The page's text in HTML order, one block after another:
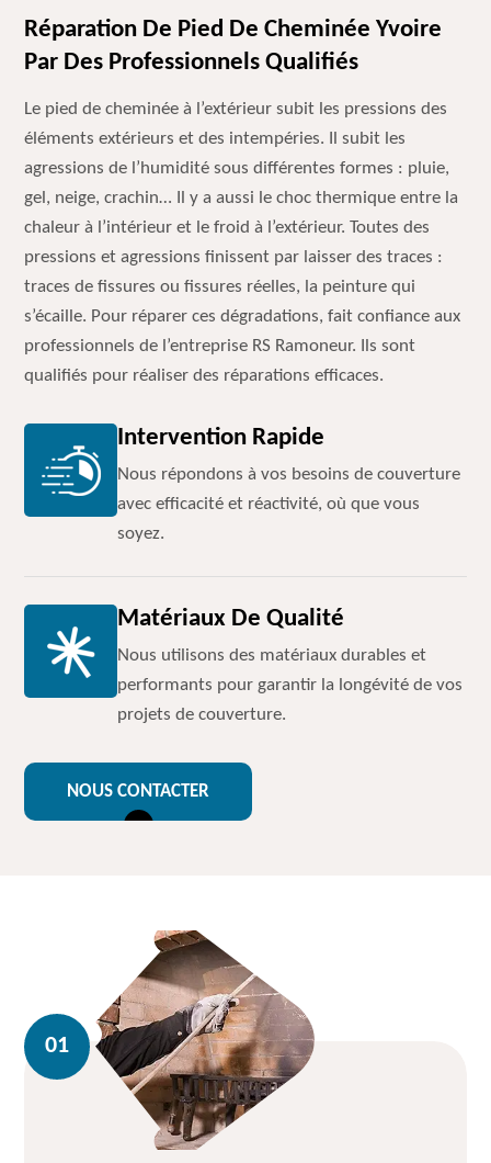
Réparation De Pied De Cheminée Yvoire
Par Des Professionnels Qualifiés
Le pied de cheminée à l’extérieur subit les pressions des
éléments extérieurs et des intempéries. Il subit les
agressions de l’humidité sous différentes formes : pluie,
gel, neige, crachin… Il y a aussi le choc thermique entre la
chaleur à l’intérieur et le froid à l’extérieur. Toutes des
pressions et agressions finissent par laisser des traces :
traces de fissures ou fissures réelles, la peinture qui
s’écaille. Pour réparer ces dégradations, fait confiance aux
professionnels de l’entreprise RS Ramoneur. Ils sont
qualifiés pour réaliser des réparations efficaces.
Intervention Rapide
Nous répondons à vos besoins de couverture
avec efficacité et réactivité, où que vous
soyez.
Matériaux De Qualité
Nous utilisons des matériaux durables et
performants pour garantir la longévité de vos
projets de couverture.
NOUS CONTACTER